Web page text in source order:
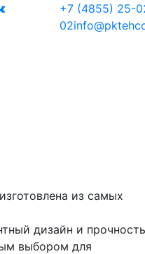
+7 (4855) 25-
02
из самых
дизайн и прочность
выбором для